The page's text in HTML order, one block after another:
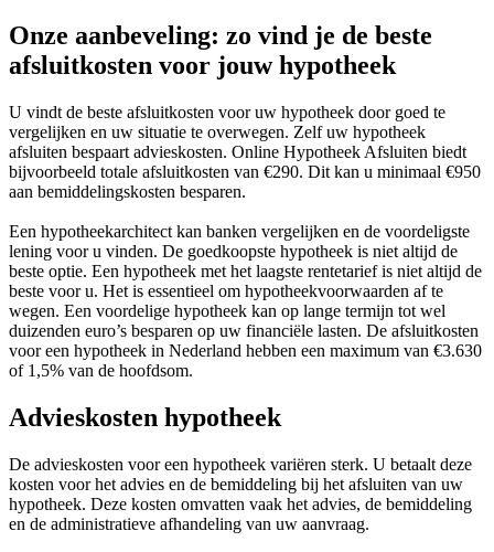
Onze aanbeveling: zo vind je de beste
afsluitkosten voor jouw hypotheek
U vindt de beste afsluitkosten voor uw hypotheek door goed te
vergelijken en uw situatie te overwegen. Zelf uw hypotheek
afsluiten bespaart advieskosten. Online Hypotheek Afsluiten biedt
bijvoorbeeld totale afsluitkosten van €290. Dit kan u minimaal €950
aan bemiddelingskosten besparen.
Een hypotheekarchitect kan banken vergelijken en de voordeligste
lening voor u vinden. De goedkoopste hypotheek is niet altijd de
beste optie. Een hypotheek met het laagste rentetarief is niet altijd de
beste voor u. Het is essentieel om hypotheekvoorwaarden af te
wegen. Een voordelige hypotheek kan op lange termijn tot wel
duizenden euro’s besparen op uw financiële lasten. De afsluitkosten
voor een hypotheek in Nederland hebben een maximum van €3.630
of 1,5% van de hoofdsom.
Advieskosten hypotheek
De advieskosten voor een hypotheek variëren sterk. U betaalt deze
kosten voor het advies en de bemiddeling bij het afsluiten van uw
hypotheek. Deze kosten omvatten vaak het advies, de bemiddeling
en de administratieve afhandeling van uw aanvraag.